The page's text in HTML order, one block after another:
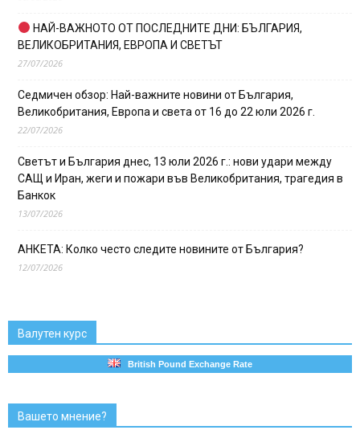
НАЙ-ВАЖНОТО ОТ ПОСЛЕДНИТЕ ДНИ: БЪЛГАРИЯ,
ВЕЛИКОБРИТАНИЯ, ЕВРОПА И СВЕТЪТ
27/07/2026
Седмичен обзор: Най-важните новини от България,
Великобритания, Европа и света от 16 до 22 юли 2026 г.
22/07/2026
Светът и България днес, 13 юли 2026 г.: нови удари между
САЩ и Иран, жеги и пожари във Великобритания, трагедия в
Банкок
13/07/2026
АНКЕТА: Колко често следите новините от България?
12/07/2026
Валутен курс
British Pound Exchange Rate
Вашето мнение?